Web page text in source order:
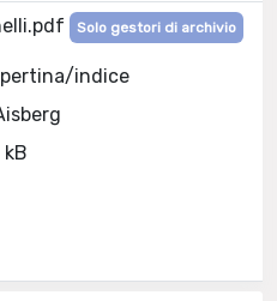
Solo gestori di archivio
indice